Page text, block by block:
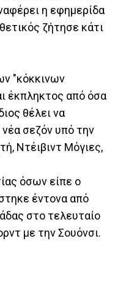
η εφημερίδα
ζήτησε κάτι
"κόκκινων
έκπληκτος από όσα
θέλει να
νέα σεζόν υπό την
Ντέιβιντ Μόγιες,
όσων είπε ο
έντονα από
στο τελευταίο
με την Σουόνσι.